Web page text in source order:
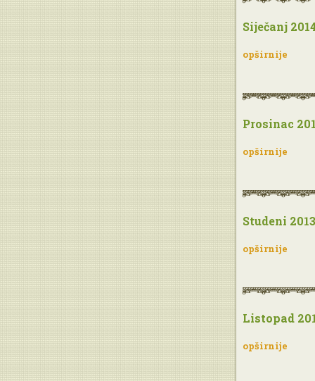
Siječanj
opširnije
Prosinac
opširnije
Studeni 2013
opširnije
Listopad
opširnije